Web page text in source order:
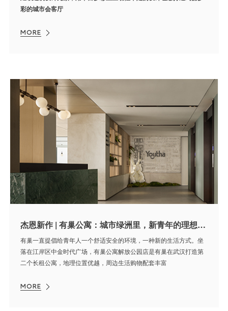
彩的城市会客厅
MORE
杰恩新作 | 有巢公寓：城市绿洲里，新青年的理想居住地
有巢一直提倡给青年人一个舒适安全的环境，一种新的生活方式。坐
落在江岸区中金时代广场，有巢公寓解放公园店是有巢在武汉打造第
二个长租公寓，地理位置优越，周边生活购物配套丰富
MORE